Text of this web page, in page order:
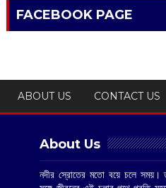
FACEBOOK PAGE
ABOUT US CONTACT US
About Us
নদীর স্রোতের মতো বয়ে চলে সময়।